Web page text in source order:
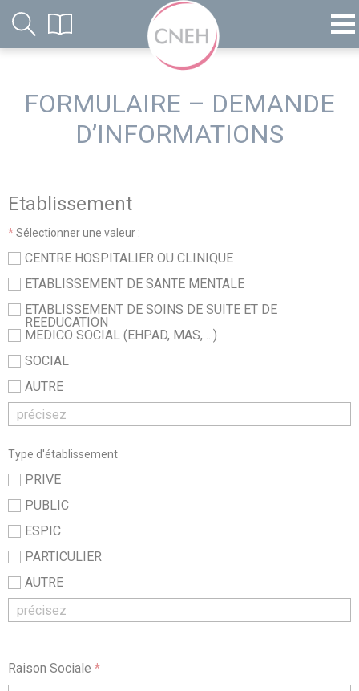
FORMULAIRE – DEMANDE
D’INFORMATIONS
Etablissement
*Sélectionner une valeur :
CENTRE HOSPITALIER OU CLINIQUE
ETABLISSEMENT DE SANTE MENTALE
ETABLISSEMENT DE SOINS DE SUITE ET DE
REEDUCATION
MEDICO SOCIAL (EHPAD, MAS, ...)
SOCIAL
AUTRE
Type d'établissement
PRIVE
PUBLIC
ESPIC
PARTICULIER
AUTRE
Raison Sociale *